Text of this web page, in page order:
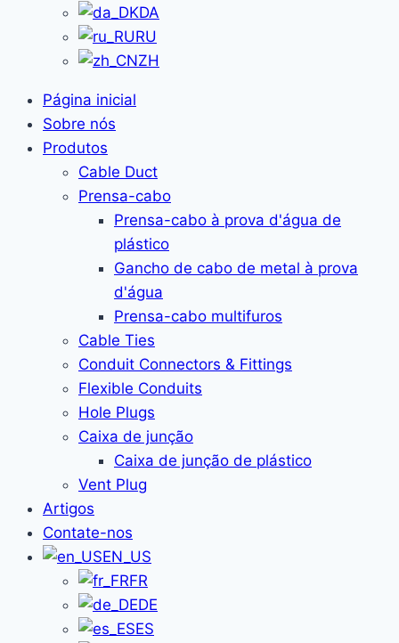
DA
RU
ZH
Página inicial
Sobre nós
Produtos
Cable Duct
Prensa-cabo
Prensa-cabo à prova d'água de
plástico
Gancho de cabo de metal à prova
d'água
Prensa-cabo multifuros
Cable Ties
Conduit Connectors & Fittings
Flexible Conduits
Hole Plugs
Caixa de junção
Caixa de junção de plástico
Vent Plug
Artigos
Contate-nos
EN_US
FR
DE
ES